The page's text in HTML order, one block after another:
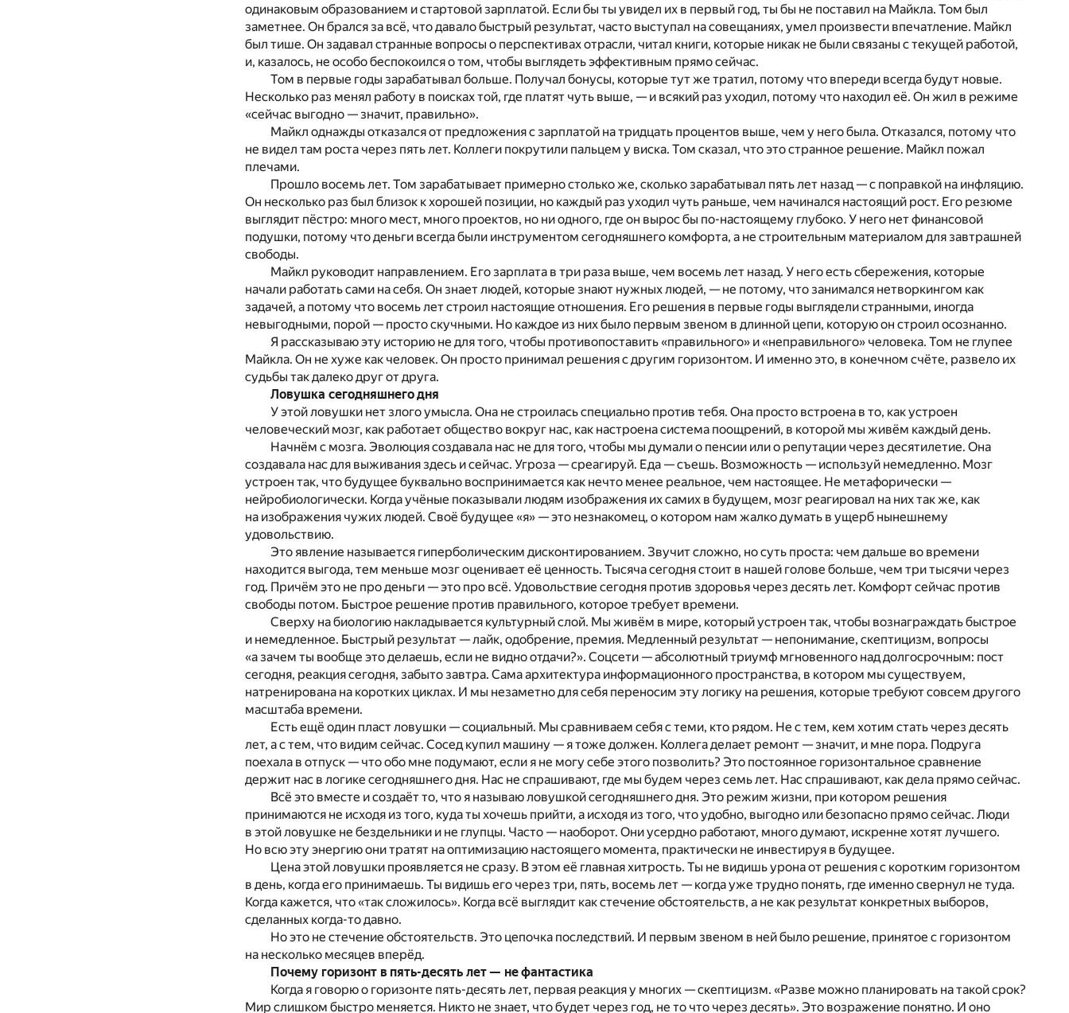
одинаковым образованием и стартовой зарплатой. Если бы ты увидел их в первый год, ты бы не поставил на Майкла. Том был
заметнее. Он брался за всё, что давало быстрый результат, часто выступал на совещаниях, умел произвести впечатление. Майкл
был тише. Он задавал странные вопросы о перспективах отрасли, читал книги, которые никак не были связаны с текущей работой,
и, казалось, не особо беспокоился о том, чтобы выглядеть эффективным прямо сейчас.
Том в первые годы зарабатывал больше. Получал бонусы, которые тут же тратил, потому что впереди всегда будут новые.
Несколько раз менял работу в поисках той, где платят чуть выше, — и всякий раз уходил, потому что находил её. Он жил в режиме
«сейчас выгодно — значит, правильно».
Майкл однажды отказался от предложения с зарплатой на тридцать процентов выше, чем у него была. Отказался, потому что
не видел там роста через пять лет. Коллеги покрутили пальцем у виска. Том сказал, что это странное решение. Майкл пожал
плечами.
Прошло восемь лет. Том зарабатывает примерно столько же, сколько зарабатывал пять лет назад — с поправкой на инфляцию.
Он несколько раз был близок к хорошей позиции, но каждый раз уходил чуть раньше, чем начинался настоящий рост. Его резюме
выглядит пёстро: много мест, много проектов, но ни одного, где он вырос бы по-настоящему глубоко. У него нет финансовой
подушки, потому что деньги всегда были инструментом сегодняшнего комфорта, а не строительным материалом для завтрашней
свободы.
Майкл руководит направлением. Его зарплата в три раза выше, чем восемь лет назад. У него есть сбережения, которые
начали работать сами на себя. Он знает людей, которые знают нужных людей, — не потому, что занимался нетворкингом как
задачей, а потому что восемь лет строил настоящие отношения. Его решения в первые годы выглядели странными, иногда
невыгодными, порой — просто скучными. Но каждое из них было первым звеном в длинной цепи, которую он строил осознанно.
Я рассказываю эту историю не для того, чтобы противопоставить «правильного» и «неправильного» человека. Том не глупее
Майкла. Он не хуже как человек. Он просто принимал решения с другим горизонтом. И именно это, в конечном счёте, развело их
судьбы так далеко друг от друга.
Ловушка сегодняшнего дня
У этой ловушки нет злого умысла. Она не строилась специально против тебя. Она просто встроена в то, как устроен
человеческий мозг, как работает общество вокруг нас, как настроена система поощрений, в которой мы живём каждый день.
Начнём с мозга. Эволюция создавала нас не для того, чтобы мы думали о пенсии или о репутации через десятилетие. Она
создавала нас для выживания здесь и сейчас. Угроза — среагируй. Еда — съешь. Возможность — используй немедленно. Мозг
устроен так, что будущее буквально воспринимается как нечто менее реальное, чем настоящее. Не метафорически —
нейробиологически. Когда учёные показывали людям изображения их самих в будущем, мозг реагировал на них так же, как
на изображения чужих людей. Своё будущее «я» — это незнакомец, о котором нам жалко думать в ущерб нынешнему
удовольствию.
Это явление называется гиперболическим дисконтированием. Звучит сложно, но суть проста: чем дальше во времени
находится выгода, тем меньше мозг оценивает её ценность. Тысяча сегодня стоит в нашей голове больше, чем три тысячи через
год. Причём это не про деньги — это про всё. Удовольствие сегодня против здоровья через десять лет. Комфорт сейчас против
свободы потом. Быстрое решение против правильного, которое требует времени.
Сверху на биологию накладывается культурный слой. Мы живём в мире, который устроен так, чтобы вознаграждать быстрое
и немедленное. Быстрый результат — лайк, одобрение, премия. Медленный результат — непонимание, скептицизм, вопросы
«а зачем ты вообще это делаешь, если не видно отдачи?». Соцсети — абсолютный триумф мгновенного над долгосрочным: пост
сегодня, реакция сегодня, забыто завтра. Сама архитектура информационного пространства, в котором мы существуем,
натренирована на коротких циклах. И мы незаметно для себя переносим эту логику на решения, которые требуют совсем другого
масштаба времени.
Есть ещё один пласт ловушки — социальный. Мы сравниваем себя с теми, кто рядом. Не с тем, кем хотим стать через десять
лет, а с тем, что видим сейчас. Сосед купил машину — я тоже должен. Коллега делает ремонт — значит, и мне пора. Подруга
поехала в отпуск — что обо мне подумают, если я не могу себе этого позволить? Это постоянное горизонтальное сравнение
держит нас в логике сегодняшнего дня. Нас не спрашивают, где мы будем через семь лет. Нас спрашивают, как дела прямо сейчас.
Всё это вместе и создаёт то, что я называю ловушкой сегодняшнего дня. Это режим жизни, при котором решения
принимаются не исходя из того, куда ты хочешь прийти, а исходя из того, что удобно, выгодно или безопасно прямо сейчас. Люди
в этой ловушке не бездельники и не глупцы. Часто — наоборот. Они усердно работают, много думают, искренне хотят лучшего.
Но всю эту энергию они тратят на оптимизацию настоящего момента, практически не инвестируя в будущее.
Цена этой ловушки проявляется не сразу. В этом её главная хитрость. Ты не видишь урона от решения с коротким горизонтом
в день, когда его принимаешь. Ты видишь его через три, пять, восемь лет — когда уже трудно понять, где именно свернул не туда.
Когда кажется, что «так сложилось». Когда всё выглядит как стечение обстоятельств, а не как результат конкретных выборов,
сделанных когда-то давно.
Но это не стечение обстоятельств. Это цепочка последствий. И первым звеном в ней было решение, принятое с горизонтом
на несколько месяцев вперёд.
Почему горизонт в пять-десять лет — не фантастика
Когда я говорю о горизонте пять-десять лет, первая реакция у многих — скептицизм. «Разве можно планировать на такой срок?
Мир слишком быстро меняется. Никто не знает, что будет через год, не то что через десять». Это возражение понятно. И оно